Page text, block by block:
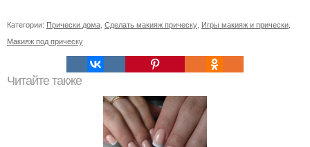
Категории: Прически дома Сделать макияж прическу Игры макияж и прически
Макияж под прическу
Читайте также